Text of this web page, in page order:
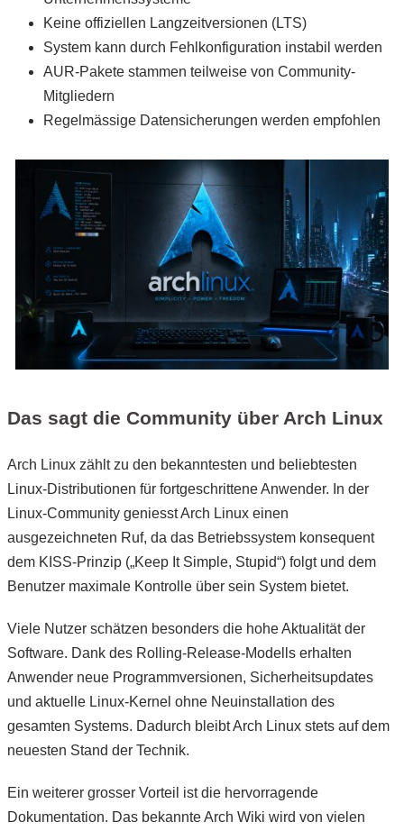
Keine offiziellen Langzeitversionen (LTS)
System kann durch Fehlkonfiguration instabil werden
AUR-Pakete stammen teilweise von Community-
Mitgliedern
Regelmässige Datensicherungen werden empfohlen
Das sagt die Community über Arch Linux
Arch Linux zählt zu den bekanntesten und beliebtesten
Linux-Distributionen für fortgeschrittene Anwender. In der
Linux-Community geniesst Arch Linux einen
ausgezeichneten Ruf, da das Betriebssystem konsequent
dem KISS-Prinzip („Keep It Simple, Stupid“) folgt und dem
Benutzer maximale Kontrolle über sein System bietet.
Viele Nutzer schätzen besonders die hohe Aktualität der
Software. Dank des Rolling-Release-Modells erhalten
Anwender neue Programmversionen, Sicherheitsupdates
und aktuelle Linux-Kernel ohne Neuinstallation des
gesamten Systems. Dadurch bleibt Arch Linux stets auf dem
neuesten Stand der Technik.
Ein weiterer grosser Vorteil ist die hervorragende
Dokumentation. Das bekannte Arch Wiki wird von vielen